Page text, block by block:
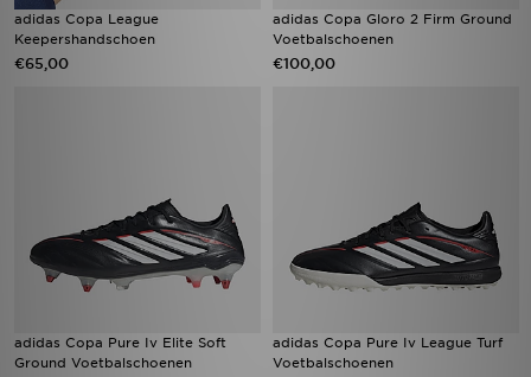
adidas Copa League
Keepershandschoen
€65,00
adidas Copa Gloro 2 Firm Ground
Voetbalschoenen
€100,00
adidas Copa Pure Iv Elite Soft
Ground Voetbalschoenen
adidas Copa Pure Iv League Turf
Voetbalschoenen